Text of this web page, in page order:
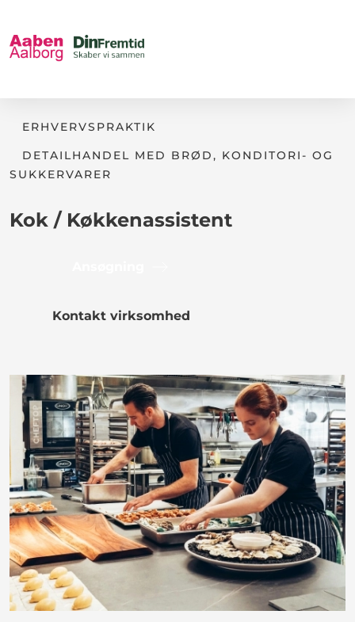
ERHVERVSPRAKTIK
DETAILHANDEL MED BRØD, KONDITORI- OG
SUKKERVARER
Kok / Køkkenassistent
Kontakt virksomhed